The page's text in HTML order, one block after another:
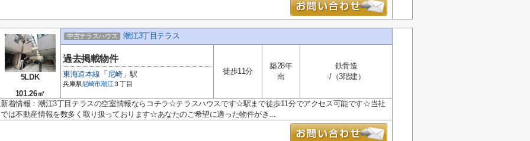
5LDK
101.26㎡
中古テラスハウス 潮江3丁目テラス
過去掲載物件
東海道本線 「 尼崎」駅
兵庫県尼崎市潮江３丁目
徒歩11分
築28年
南
鉄骨造
-/（3階建）
新着情報：潮江3丁目テラスの空室情報ならコチラ☆テラスハウスです☆駅まで徒歩11分でアクセス可能です☆当社
では不動産情報を数多く取り扱っております☆あなたのご希望に適った物件がき...